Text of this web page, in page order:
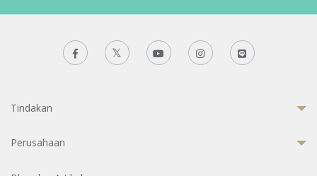
Tindakan
Perusahaan